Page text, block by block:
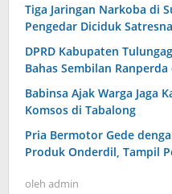
Tiga Jaringan Narkoba di
Pengedar Diciduk
DPRD Kabupaten
Bahas Sembilan Ranperda
Babinsa Ajak Warga Jaga
Komsos di Tabalong
Pria Bermotor Gede
Produk Onderdil, Tampil
oleh admin